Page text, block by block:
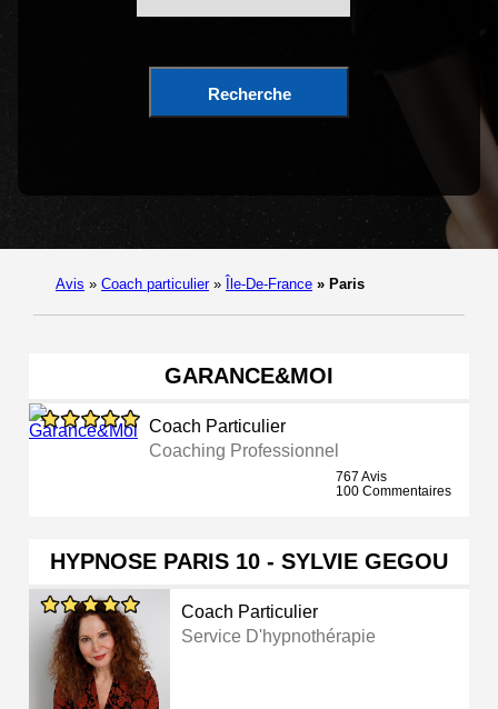
Recherche
Avis » Coach particulier » Île-De-France » Paris
GARANCE&MOI
Coach Particulier
Coaching Professionnel
767 Avis
100 Commentaires
HYPNOSE PARIS 10 - SYLVIE GEGOU
Coach Particulier
Service D'hypnothérapie